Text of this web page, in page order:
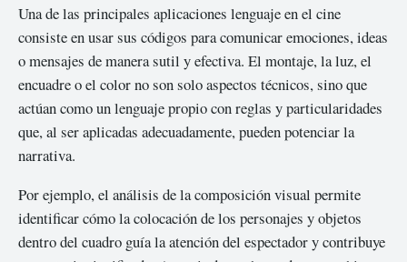
Una de las principales aplicaciones lenguaje en el cine
consiste en usar sus códigos para comunicar emociones, ideas
o mensajes de manera sutil y efectiva. El montaje, la luz, el
encuadre o el color no son solo aspectos técnicos, sino que
actúan como un lenguaje propio con reglas y particularidades
que, al ser aplicadas adecuadamente, pueden potenciar la
narrativa.
Por ejemplo, el análisis de la composición visual permite
identificar cómo la colocación de los personajes y objetos
dentro del cuadro guía la atención del espectador y contribuye